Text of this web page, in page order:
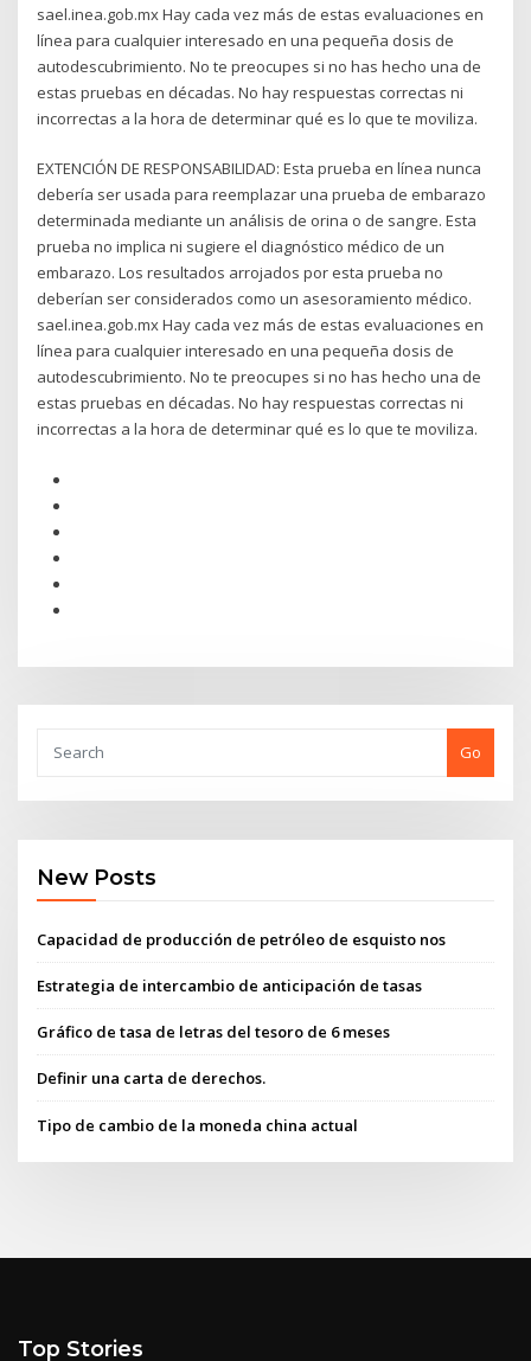
sael.inea.gob.mx Hay cada vez más de estas evaluaciones en
línea para cualquier interesado en una pequeña dosis de
autodescubrimiento. No te preocupes si no has hecho una de
estas pruebas en décadas. No hay respuestas correctas ni
incorrectas a la hora de determinar qué es lo que te moviliza.
EXTENCIÓN DE RESPONSABILIDAD: Esta prueba en línea nunca
debería ser usada para reemplazar una prueba de embarazo
determinada mediante un análisis de orina o de sangre. Esta
prueba no implica ni sugiere el diagnóstico médico de un
embarazo. Los resultados arrojados por esta prueba no
deberían ser considerados como un asesoramiento médico.
sael.inea.gob.mx Hay cada vez más de estas evaluaciones en
línea para cualquier interesado en una pequeña dosis de
autodescubrimiento. No te preocupes si no has hecho una de
estas pruebas en décadas. No hay respuestas correctas ni
incorrectas a la hora de determinar qué es lo que te moviliza.
Go
New Posts
Capacidad de producción de petróleo de esquisto nos
Estrategia de intercambio de anticipación de tasas
Gráfico de tasa de letras del tesoro de 6 meses
Definir una carta de derechos.
Tipo de cambio de la moneda china actual
Top Stories